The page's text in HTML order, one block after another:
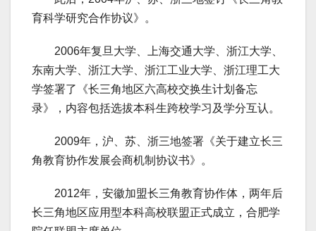
育科学研究合作协议》。
2006年复旦大学、上海交通大学、浙江大学、
东南大学、浙江大学、浙江工业大学、浙江理工大
学签署了《长三角地区六高校交换生计划备忘
录》，内容包括选拔本科生跨校学习及学分互认。
2009年，沪、苏、浙三地签署《关于建立长三
角教育协作发展会商机制协议书》。
2012年，安徽加盟长三角教育协作体，两年后
长三角地区应用型本科高校联盟正式成立，合肥学